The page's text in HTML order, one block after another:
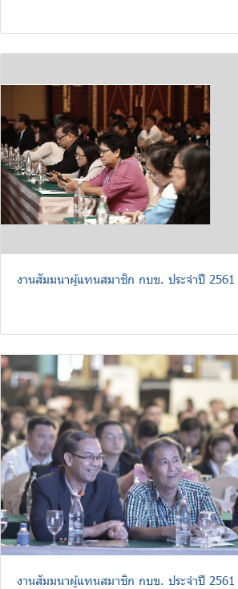
งานสัมมนาผู้แทนสมาชิก กบข. ประจำปี 2561
งานสัมมนาผู้แทนสมาชิก กบข. ประจำปี 2561